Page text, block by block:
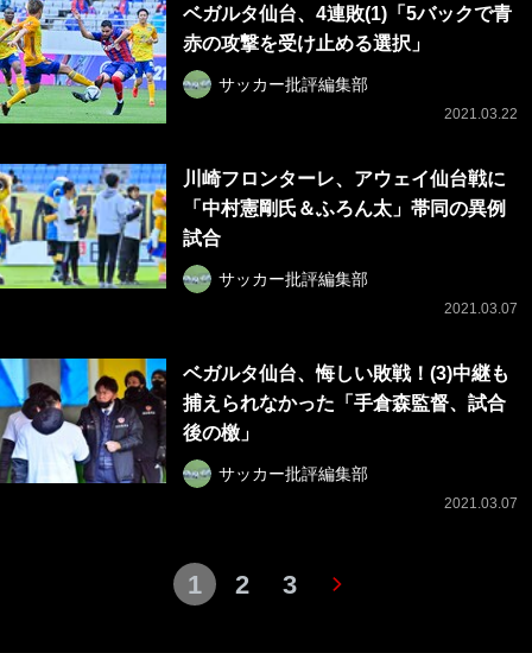
ベガルタ仙台、4連敗(1)「5バックで青
赤の攻撃を受け止める選択」
サッカー批評編集部
2021.03.22
川崎フロンターレ、アウェイ仙台戦に
「中村憲剛氏＆ふろん太」帯同の異例
試合
サッカー批評編集部
2021.03.07
ベガルタ仙台、悔しい敗戦！(3)中継も
捕えられなかった「手倉森監督、試合
後の檄」
サッカー批評編集部
2021.03.07
1 2 3